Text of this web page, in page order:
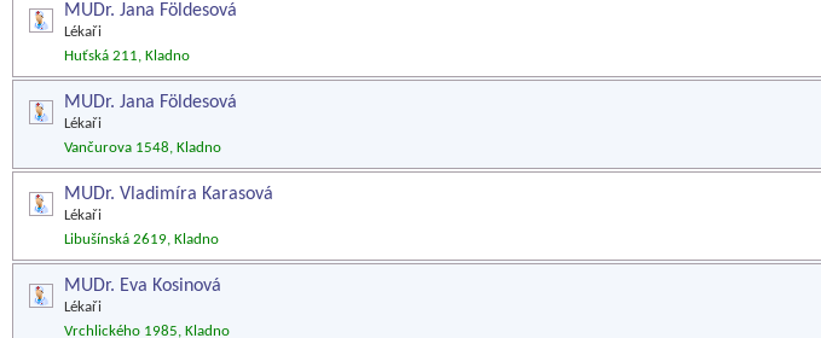
MUDr. Jana Földesová
Lékaři
Huťská 211, Kladno
MUDr. Jana Földesová
Lékaři
Vančurova 1548, Kladno
MUDr. Vladimíra Karasová
Lékaři
Libušínská 2619, Kladno
MUDr. Eva Kosinová
Lékaři
Vrchlického 1985, Kladno